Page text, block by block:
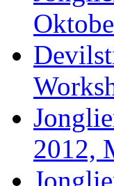
2012,